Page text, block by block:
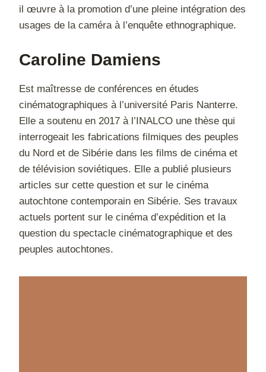
il œuvre à la promotion d’une pleine intégration des
usages de la caméra à l’enquête ethnographique.
Caroline Damiens
Est maîtresse de conférences en études
cinématographiques à l’université Paris Nanterre.
Elle a soutenu en 2017 à l’INALCO une thèse qui
interrogeait les fabrications filmiques des peuples
du Nord et de Sibérie dans les films de cinéma et
de télévision soviétiques. Elle a publié plusieurs
articles sur cette question et sur le cinéma
autochtone contemporain en Sibérie. Ses travaux
actuels portent sur le cinéma d’expédition et la
question du spectacle cinématographique et des
peuples autochtones.